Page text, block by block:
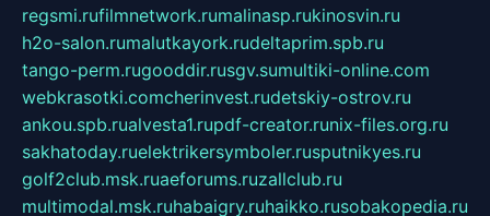
regsmi.rufilmnetwork.rumalinasp.rukinosvin.ru
h2o-salon.rumalutkayork.rudeltaprim.spb.ru
tango-perm.rugooddir.rusgv.sumultiki-online.com
webkrasotki.comcherinvest.rudetskiy-ostrov.ru
ankou.spb.rualvesta1.rupdf-creator.runix-files.org.ru
sakhatoday.ruelektrikersymboler.rusputnikyes.ru
golf2club.msk.ruaeforums.ruzallclub.ru
multimodal.msk.ruhabaigry.ruhaikko.rusobakopedia.ru